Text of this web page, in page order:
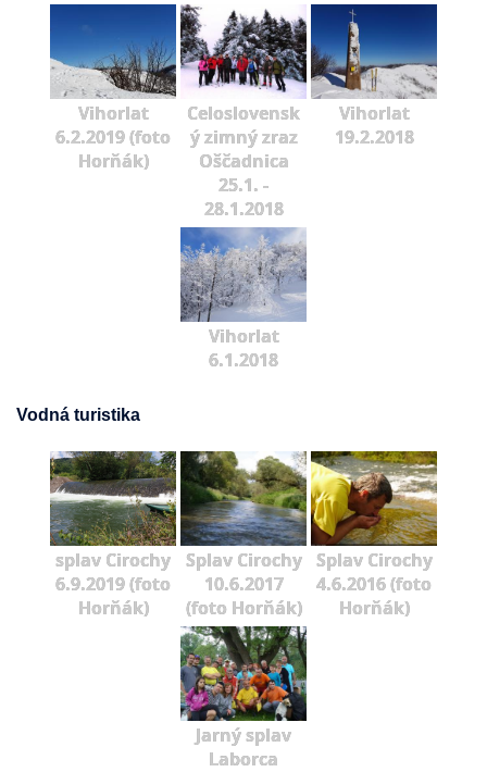
Vihorlat
6.2.2019 (foto
Horňák)
Celoslovensk
ý zimný zraz
Oščadnica
25.1. -
28.1.2018
Vihorlat
19.2.2018
Vihorlat
6.1.2018
Vodná turistika
splav Cirochy
6.9.2019 (foto
Horňák)
Splav Cirochy
10.6.2017
(foto Horňák)
Splav Cirochy
4.6.2016 (foto
Horňák)
Jarný splav
Laborca